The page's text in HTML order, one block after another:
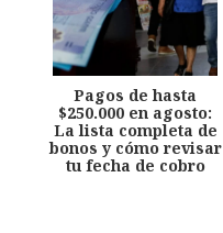
Pagos de hasta
$250.000 en agosto:
La lista completa de
bonos y cómo revisar
tu fecha de cobro